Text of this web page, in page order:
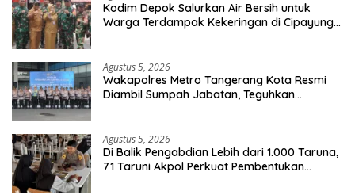
Kodim Depok Salurkan Air Bersih untuk
Warga Terdampak Kekeringan di Cipayung
Agustus 5, 2026
Wakapolres Metro Tangerang Kota Resmi
Diambil Sumpah Jabatan, Teguhkan
Agustus 5, 2026
Di Balik Pengabdian Lebih dari 1.000 Taruna,
71 Taruni Akpol Perkuat Pembentukan